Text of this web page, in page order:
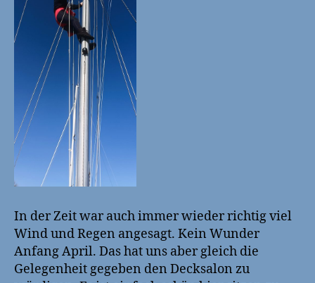
In der Zeit war auch immer wieder richtig viel
Wind und Regen angesagt. Kein Wunder
Anfang April. Das hat uns aber gleich die
Gelegenheit gegeben den Decksalon zu